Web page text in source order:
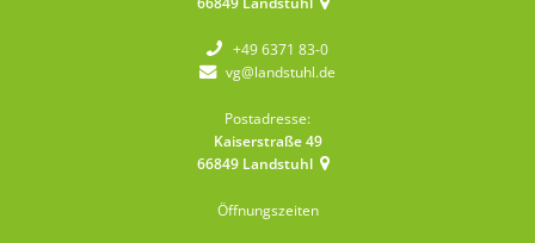
+49 6371 83-0
vg@landstuhl.de
Postadresse:
Kaiserstraße 49
66849 Landstuhl
Öffnungszeiten